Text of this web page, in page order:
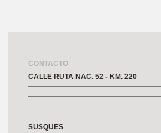
CONTACTO
CALLE RUTA NAC. 52 - KM. 220
SUSQUES